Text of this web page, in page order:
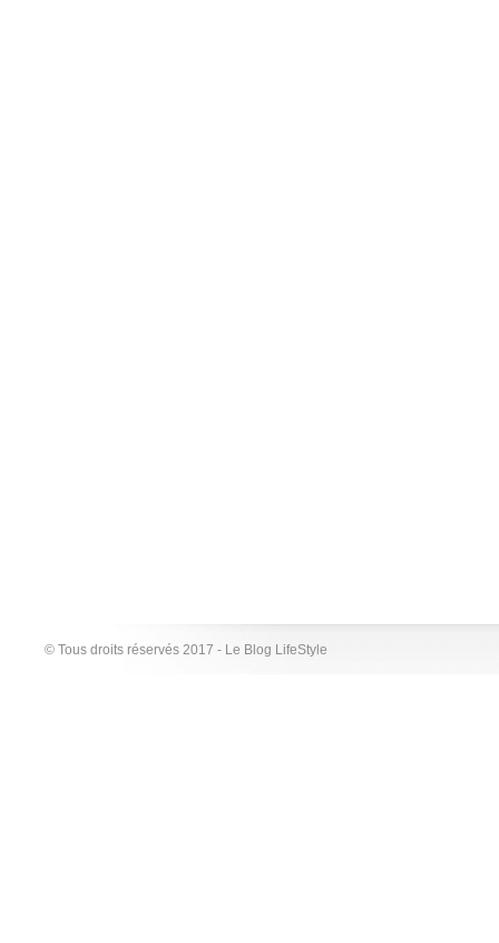
© Tous droits réservés 2017 - Le Blog LifeStyle